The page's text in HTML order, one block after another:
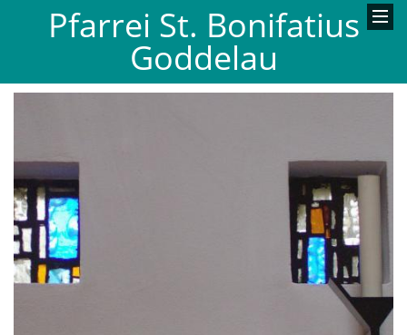
Pfarrei St. Bonifatius
Goddelau